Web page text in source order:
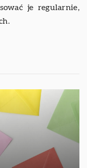
je regularnie,